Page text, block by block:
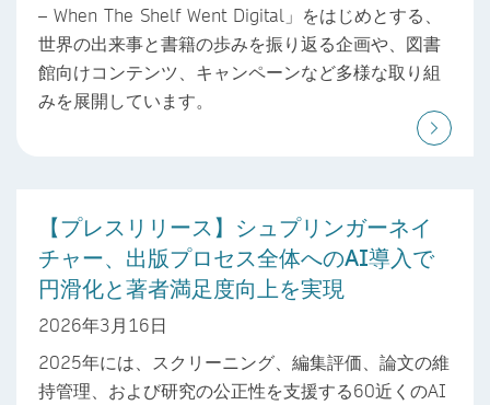
– When The Shelf Went Digital」をはじめとする、
世界の出来事と書籍の歩みを振り返る企画や、図書
館向けコンテンツ、キャンペーンなど多様な取り組
みを展開しています。
【プレスリリース】シュプリンガーネイ
チャー、出版プロセス全体へのAI導入で
円滑化と著者満足度向上を実現
2026年3月16日
2025年には、スクリーニング、編集評価、論文の維
持管理、および研究の公正性を支援する60近くのAI